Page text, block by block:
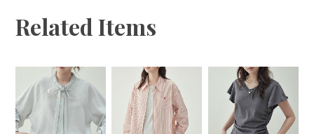
Related Items